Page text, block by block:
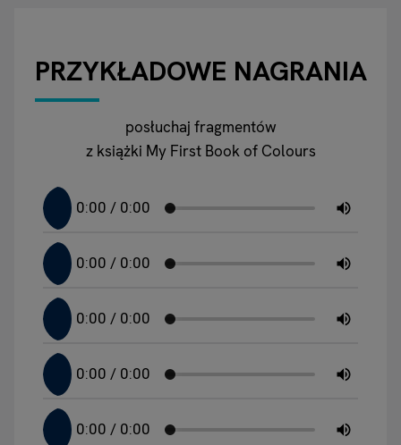
PRZYKŁADOWE NAGRANIA
posłuchaj fragmentów
z książki My First Book of Colours